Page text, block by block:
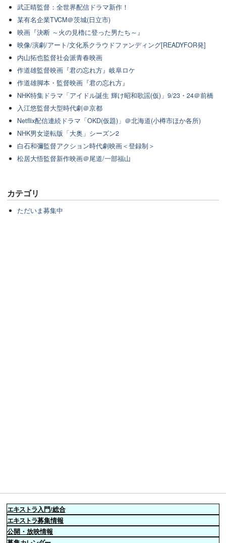
武正晴監督：全世界配信ドラマ新作！
某有名企業TVCM＠茨城(日立市)
映画『決断 ～火の見櫓に登った男たち～』
映像/演劇/アート/文化系クラウドファンディング[READYFOR発]
内山拓也監督社会派青春映画
作道雄監督映画『君の忘れ方』岐阜ロケ
作道雄脚本・監督映画『君の忘れ方』
NHK特集ドラマ「アイドル誕生 輝け昭和歌謡(仮)」9/23・24＠前橋
入江悠監督大型時代劇＠京都
Netflix配信連続ドラマ「OKD(仮題)」＠北海道(小樽市ほか各所)
NHK男女逆転版「大奥」シーズン2
白石和彌監督アクション時代劇映画＜登録制＞
松居大悟監督新作映画＠尾道/一部福山
カテゴリ
ただいま募集中
エキストラ入門/総合
エキストラ募集情報
公開・放映情報